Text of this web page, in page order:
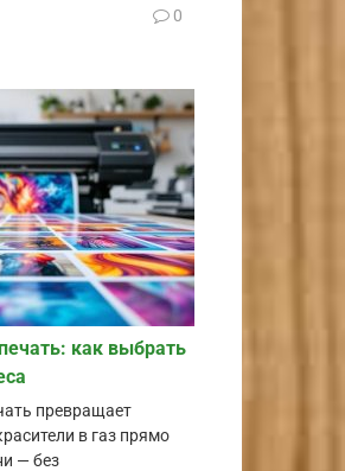
0
как выбрать
превращает
в газ прямо
— без